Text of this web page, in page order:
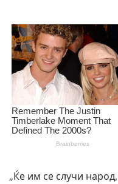
„Ќе им се случи